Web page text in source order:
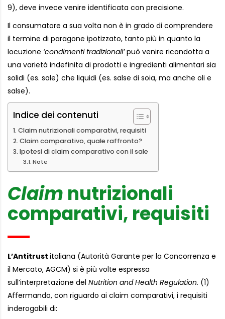
9), deve invece venire identificata con precisione.
Il consumatore a sua volta non è in grado di comprendere
il termine di paragone ipotizzato, tanto più in quanto la
locuzione ‘condimenti tradizionali’può venire ricondotta a
una varietà indefinita di prodotti e ingredienti alimentari sia
solidi (es. sale) che liquidi (es. salse di soia, ma anche oli e
salse).
Indice dei contenuti
Claim nutrizionali comparativi, requisiti
Claim comparativo, quale raffronto?
Ipotesi di claim comparativo con il sale
Note
Claim nutrizionali
comparativi, requisiti
L’Antitrust italiana (Autorità Garante per la Concorrenza e
il Mercato, AGCM) si è più volte espressa
sull’interpretazione del Nutrition and Health Regulation. (1)
Affermando, con riguardo ai claim comparativi, i requisiti
inderogabili di: